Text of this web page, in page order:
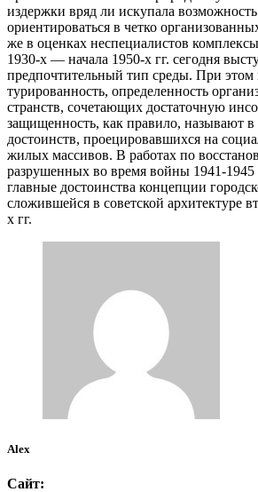
издержки вряд ли искупала возможность
ориентироваться в четко
же в оценках неспециалистов
1930-х — начала 1950-х гг. сегодня
предпочтительный тип среды. При
турированность, определенность
странств, сочетающих достаточную
защищен­ность, как правило, называют в
достоинств, проеци­ровавшихся на
жилых массивов. В работах по
разрушенных во время войны 1941-1945
главные достоинства концепции
сложившейся в советской архитектуре
х гг.
Alex
Сайт: